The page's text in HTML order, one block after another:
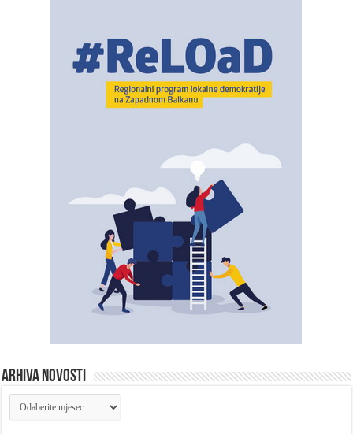
ARHIVA NOVOSTI
ARHIVA
NOVOSTI